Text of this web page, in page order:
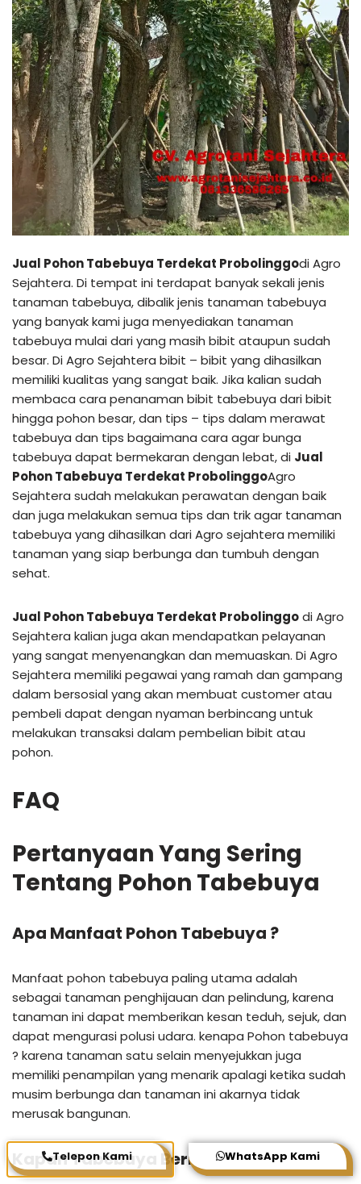
Jual Pohon Tabebuya Terdekat Probolinggodi Agro
Sejahtera. Di tempat ini terdapat banyak sekali jenis
tanaman tabebuya, dibalik jenis tanaman tabebuya
yang banyak kami juga menyediakan tanaman
tabebuya mulai dari yang masih bibit ataupun sudah
besar. Di Agro Sejahtera bibit – bibit yang dihasilkan
memiliki kualitas yang sangat baik. Jika kalian sudah
membaca cara penanaman bibit tabebuya dari bibit
hingga pohon besar, dan tips – tips dalam merawat
tabebuya dan tips bagaimana cara agar bunga
tabebuya dapat bermekaran dengan lebat, di Jual
Pohon Tabebuya Terdekat ProbolinggoAgro
Sejahtera sudah melakukan perawatan dengan baik
dan juga melakukan semua tips dan trik agar tanaman
tabebuya yang dihasilkan dari Agro sejahtera memiliki
tanaman yang siap berbunga dan tumbuh dengan
sehat.
Jual Pohon Tabebuya Terdekat Probolinggodi Agro
Sejahtera kalian juga akan mendapatkan pelayanan
yang sangat menyenangkan dan memuaskan. Di Agro
Sejahtera memiliki pegawai yang ramah dan gampang
dalam bersosial yang akan membuat customer atau
pembeli dapat dengan nyaman berbincang untuk
melakukan transaksi dalam pembelian bibit atau
pohon.
FAQ
Pertanyaan Yang Sering
Tentang Pohon Tabebuya
Apa Manfaat Pohon Tabebuya ?
Manfaat pohon tabebuya paling utama adalah
sebagai tanaman penghijauan dan pelindung, karena
tanaman ini dapat memberikan kesan teduh, sejuk, dan
dapat mengurasi polusi udara. kenapa Pohon tabebuya
? karena tanaman satu selain menyejukkan juga
memiliki penampilan yang menarik apalagi ketika sudah
musim berbunga dan tanaman ini akarnya tidak
merusak bangunan.
Kapan Tabebuya Berbunga ?
Telepon Kami WhatsApp Kami